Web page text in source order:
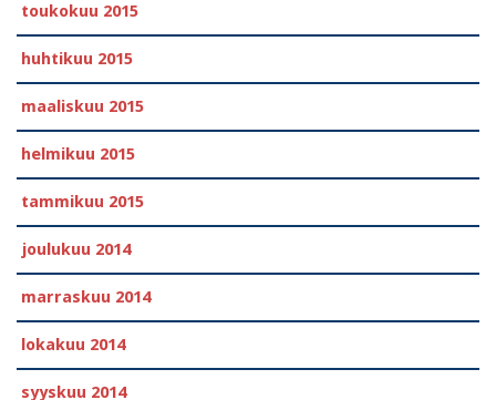
toukokuu 2015
huhtikuu 2015
maaliskuu 2015
helmikuu 2015
tammikuu 2015
joulukuu 2014
marraskuu 2014
lokakuu 2014
syyskuu 2014